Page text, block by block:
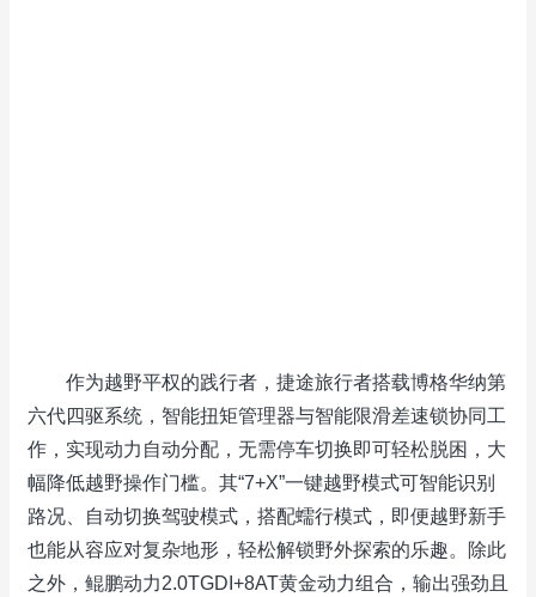
作为越野平权的践行者，捷途旅行者搭载博格华纳第
六代四驱系统，智能扭矩管理器与智能限滑差速锁协同工
作，实现动力自动分配，无需停车切换即可轻松脱困，大
幅降低越野操作门槛。其“7+X”一键越野模式可智能识别
路况、自动切换驾驶模式，搭配蠕行模式，即便越野新手
也能从容应对复杂地形，轻松解锁野外探索的乐趣。除此
之外，鲲鹏动力2.0TGDI+8AT黄金动力组合，输出强劲且